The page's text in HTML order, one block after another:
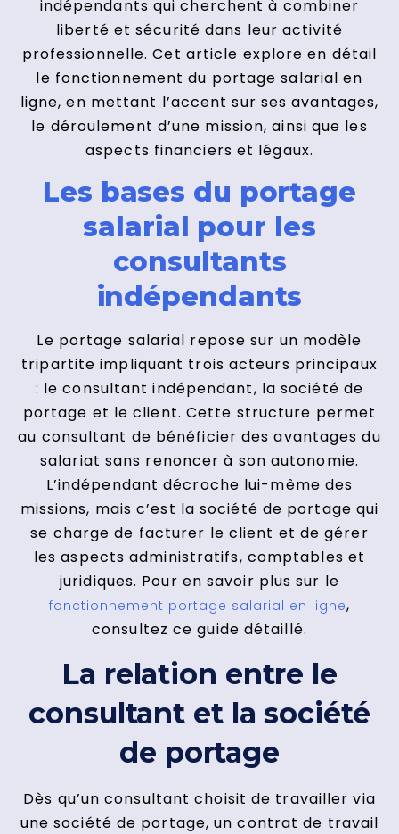
indépendants qui cherchent à combiner
liberté et sécurité dans leur activité
professionnelle. Cet article explore en détail
le fonctionnement du portage salarial en
ligne, en mettant l’accent sur ses avantages,
le déroulement d’une mission, ainsi que les
aspects financiers et légaux.
Les bases du portage
salarial pour les
consultants
indépendants
Le portage salarial repose sur un modèle
tripartite impliquant trois acteurs principaux
: le consultant indépendant, la société de
portage et le client. Cette structure permet
au consultant de bénéficier des avantages du
salariat sans renoncer à son autonomie.
L’indépendant décroche lui-même des
missions, mais c’est la société de portage qui
se charge de facturer le client et de gérer
les aspects administratifs, comptables et
juridiques. Pour en savoir plus sur le
fonctionnement portage salarial en ligne,
consultez ce guide détaillé.
La relation entre le
consultant et la société
de portage
Dès qu’un consultant choisit de travailler via
une société de portage, un contrat de travail